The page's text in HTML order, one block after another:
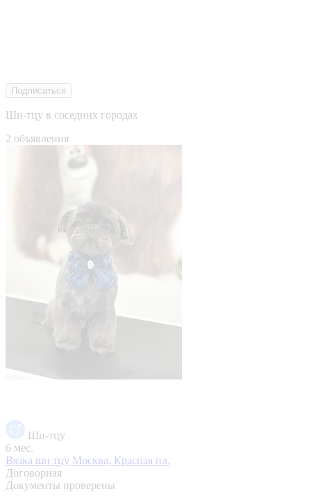
Подписаться
Ши-тцу в соседних городах
2 объявления
Ши-тцу
6 мес.
Вязка ши тцу Москва, Красная пл.
Договорная
Документы проверены